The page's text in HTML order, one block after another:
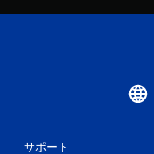
サポート